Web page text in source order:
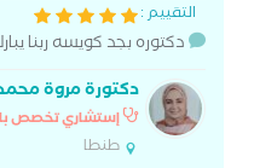
التقييم :
دكتوره بجد كويسه ربنا
دكتورة مروة
إستشاري تخصص
طنطا